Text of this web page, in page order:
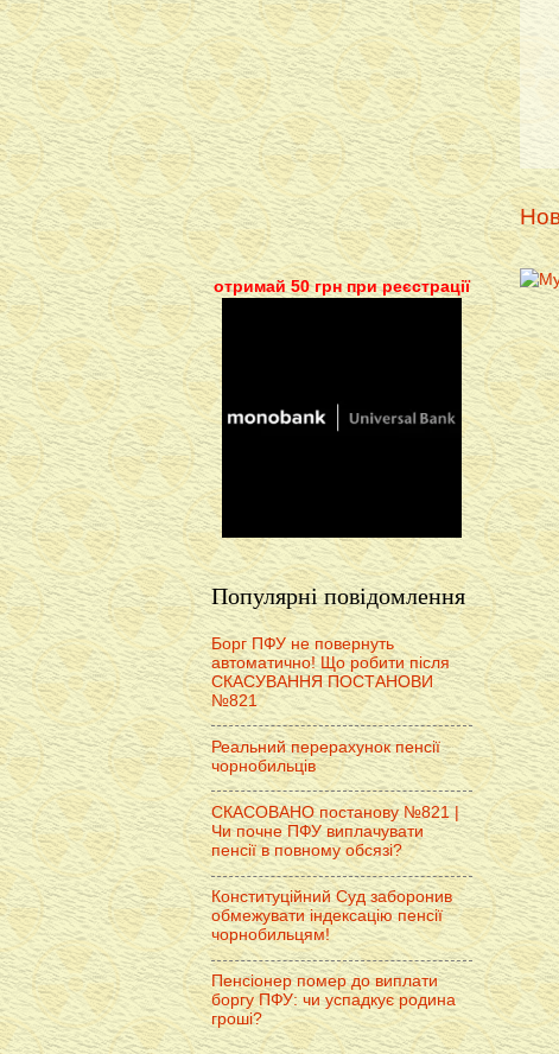
отримай 50 грн при реєстрації
Популярні повідомлення
Борг ПФУ не повернуть
автоматично! Що робити після
СКАСУВАННЯ ПОСТАНОВИ
№821
Реальний перерахунок пенсії
чорнобильців
СКАСОВАНО постанову №821 |
Чи почне ПФУ виплачувати
пенсії в повному обсязі?
Конституційний Суд заборонив
обмежувати індексацію пенсії
чорнобильцям!
Пенсіонер помер до виплати
боргу ПФУ: чи успадкує родина
гроші?